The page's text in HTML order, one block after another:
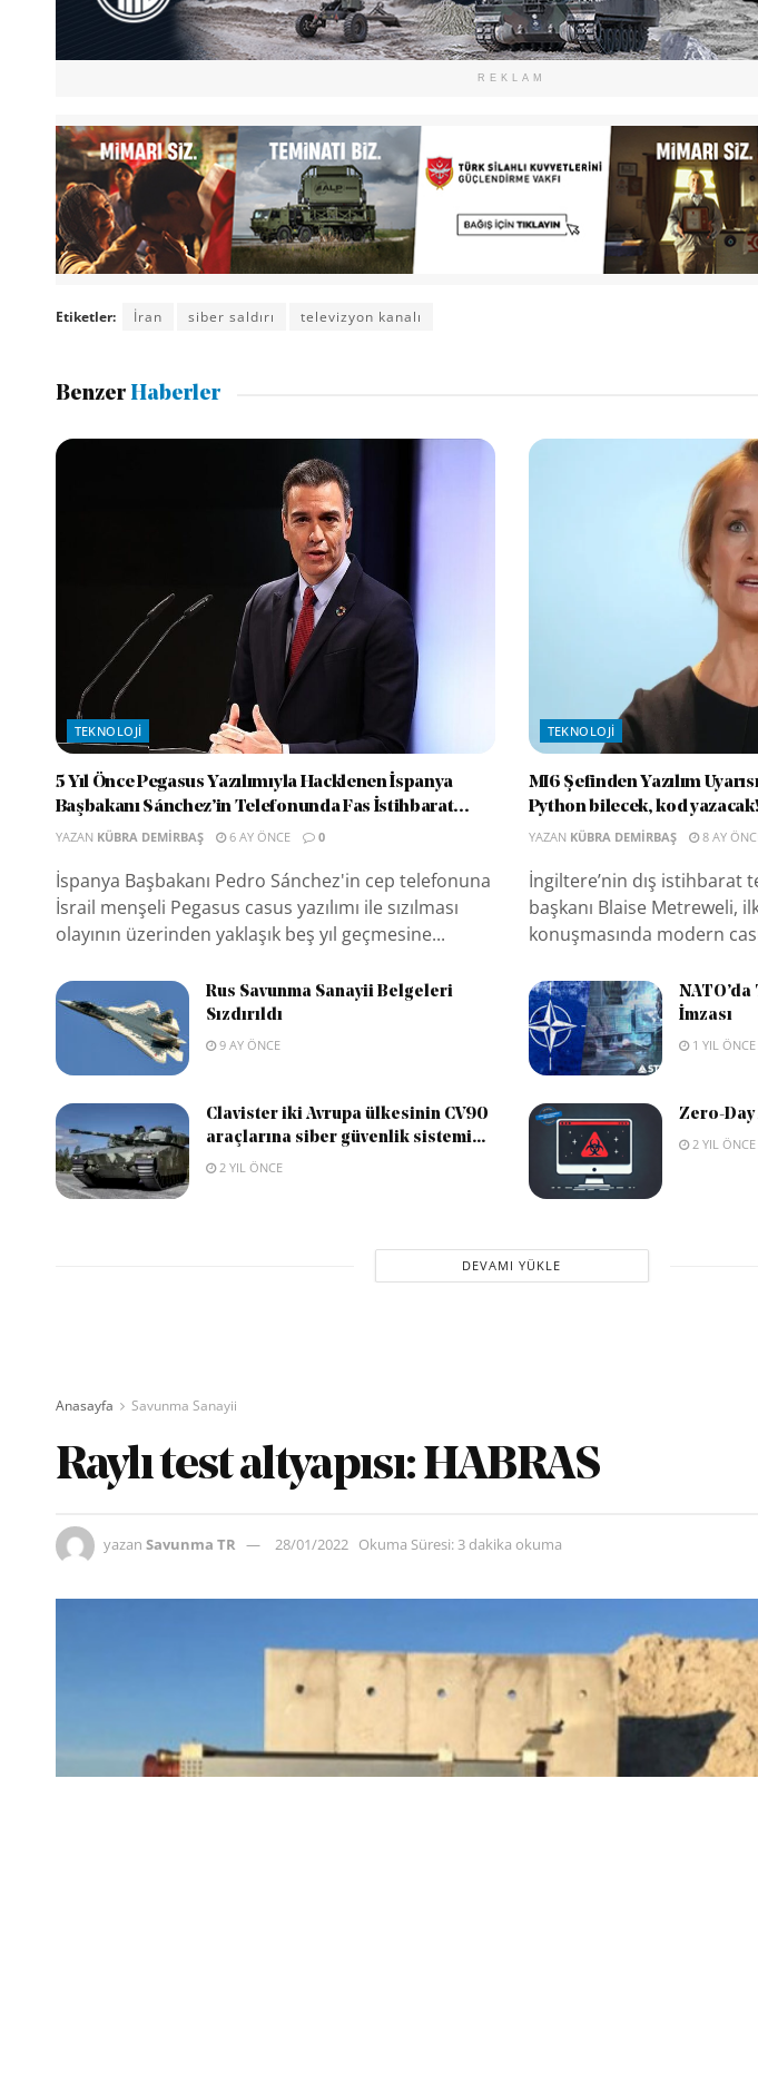
REKLAM
Etiketler: İran siber saldırı televizyon kanalı
BenzerHaberler
TEKNOLOJI
5 Yıl Önce Pegasus Yazılımıyla Hacklenen İspanya
Başbakanı Sánchez’in Telefonunda Fas İstihbarat...
YAZAN KÜBRA DEMIRBAŞ 6 AY ÖNCE 0
İspanya Başbakanı Pedro Sánchez'in cep telefonuna
İsrail menşeli Pegasus casus yazılımı ile sızılması
olayının üzerinden yaklaşık beş yıl geçmesine...
TEKNOLOJI
MI6 Şefinden Yazılım
Python bilecek, kod
YAZAN KÜBRA DEMIRBAŞ 8 AY
İngiltere’nin dış istihbarat
başkanı Blaise Metreweli,
konuşmasında modern
Rus Savunma Sanayii Belgeleri
Sızdırıldı
9 AY ÖNCE
İmzası
1 YIL ÖNCE
Clavister iki Avrupa ülkesinin CV90
araçlarına siber güvenlik sistemi...
2 YIL ÖNCE
Zero-Day
2 YIL ÖNCE
DEVAMI YÜKLE
Anasayfa Savunma Sanayii
Raylı test altyapısı: HABRAS
yazan Savunma TR 28/01/2022 Okuma Süresi: 3 dakika okuma